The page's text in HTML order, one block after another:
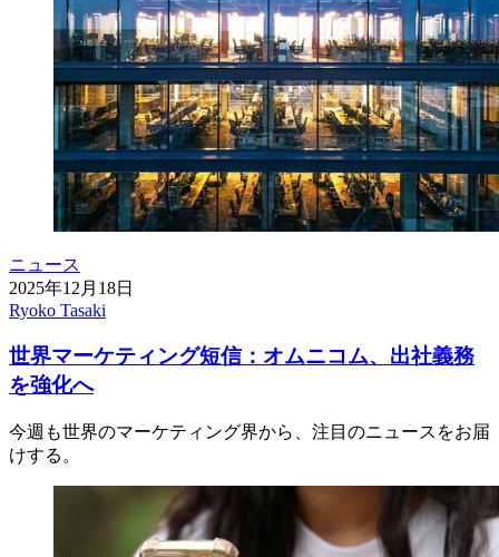
ニュース
2025年12月18日
Ryoko Tasaki
世界マーケティング短信：オムニコム、出社義務
を強化へ
今週も世界のマーケティング界から、注目のニュースをお届
けする。